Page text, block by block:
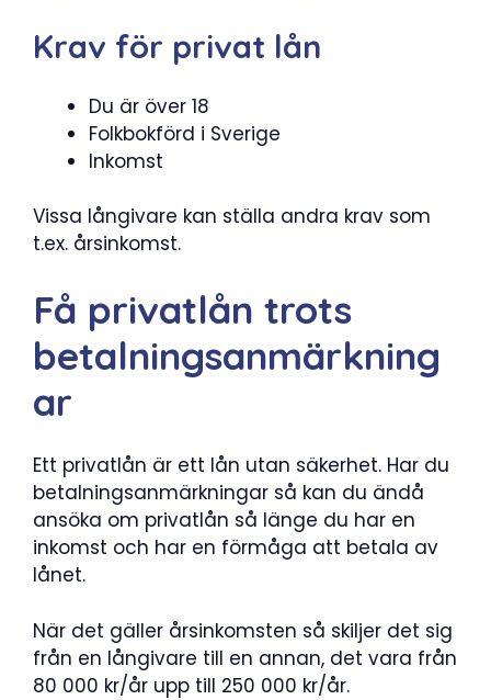
Krav för privat lån
Du är över 18
Folkbokförd i Sverige
Inkomst
Vissa långivare kan ställa andra krav som
t.ex. årsinkomst.
Få privatlån trots
betalningsanmärkning
ar
Ett privatlån är ett lån utan säkerhet. Har du
betalningsanmärkningar så kan du ändå
ansöka om privatlån så länge du har en
inkomst och har en förmåga att betala av
lånet.
När det gäller årsinkomsten så skiljer det sig
från en långivare till en annan, det vara från
80 000 kr/år upp till 250 000 kr/år.